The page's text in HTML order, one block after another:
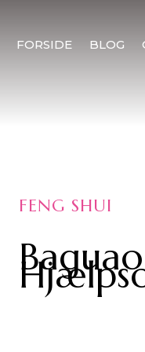
FORSIDE BLOG
FENG SHUI